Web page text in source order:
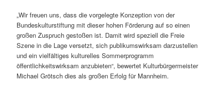
„Wir freuen uns, dass die vorgelegte Konzeption von der
Bundeskulturstiftung mit dieser hohen Förderung auf so einen
großen Zuspruch gestoßen ist. Damit wird speziell die Freie
Szene in die Lage versetzt, sich publikumswirksam darzustellen
und ein vielfältiges kulturelles Sommerprogramm
öffentlichkeitswirksam anzubieten“, bewertet Kulturbürgermeister
Michael Grötsch dies als großen Erfolg für Mannheim.